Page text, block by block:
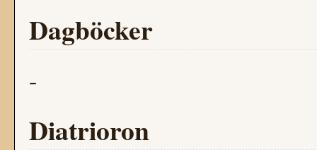
Dagböcker
-
Diatrioron